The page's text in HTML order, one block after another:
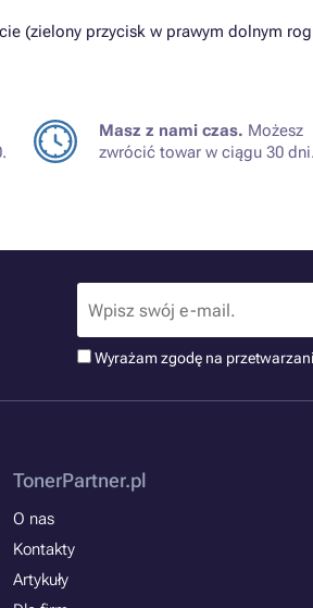
(zielony przycisk w prawym dolnym
Masz z nami czas. Możesz
zwrócić towar w ciągu 30 dni.
Wyrażam zgodę na
TonerPartner.pl
O nas
Kontakty
Artykuły